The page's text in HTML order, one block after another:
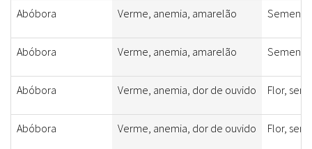
Abóbora Verme, anemia, amarelão Semente
Abóbora Verme, anemia, amarelão Semente
Abóbora Verme, anemia, dor de ouvido Flor,
Abóbora Verme, anemia, dor de ouvido Flor,